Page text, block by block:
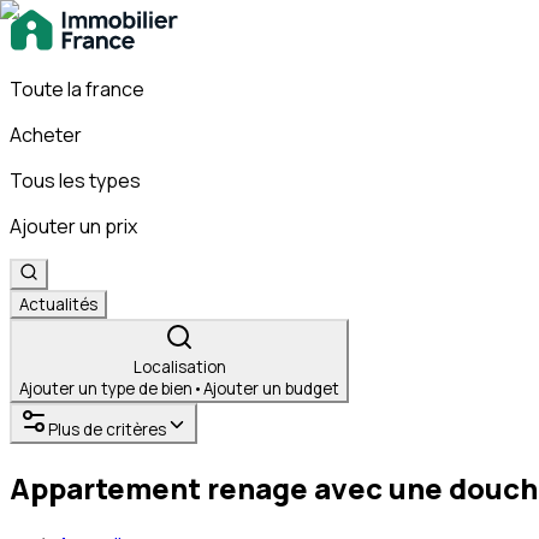
Toute la france
Acheter
Tous les types
Ajouter un prix
Actualités
Localisation
Ajouter un type de bien •Ajouter un budget
Plus de critères
Appartement renage avec une